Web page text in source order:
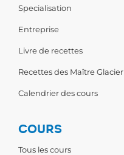
Specialisation
Entreprise
Livre de recettes
Recettes des Maître Glacier
Calendrier des cours
COURS
Tous les cours